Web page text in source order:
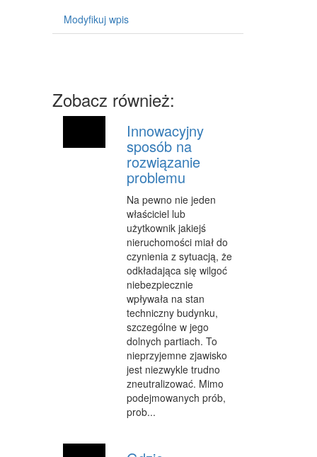
TRANSPORT
TRANSPORT
CZĘŚCI SAMOCHODOWE
WYNAJEM
USŁUGI MOTORYZACYJNE
SALONY, KOMISY
PUBLIC RELATIONS
AGENCJE REKLAMOWE
MATERIAŁY REKLAMOWE
INNE AGENCJE
GIMNASTYKA
IMPREZY INTEGRACYJNE
HOBBY
Modyfikuj wpis
Zobacz również:
Innowacyjny
sposób na
rozwiązanie
problemu
Na pewno nie jeden
właściciel lub
użytkownik jakiejś
nieruchomości miał do
czynienia z sytuacją, że
odkładająca się wilgoć
niebezpiecznie
wpływała na stan
techniczny budynku,
szczególne w jego
dolnych partiach. To
nieprzyjemne zjawisko
jest niezwykle trudno
zneutralizować. Mimo
podejmowanych prób,
prob...